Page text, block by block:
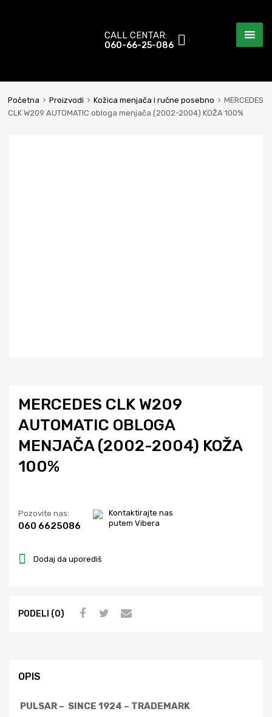
CALL CENTAR:
060-66-25-086
Početna Proizvodi Kožica menjača i ručne posebno
MERCEDES
CLK W209 AUTOMATIC obloga menjača (2002-2004) KOŽA 100%
MERCEDES CLK W209
AUTOMATIC OBLOGA
MENJAČA (2002-2004) KOŽA
100%
Dodaj da uporediš
Pozovite nas:
060 6625086
Kontaktirajte nas
putem Vibera
PODELI (0)
OPIS
PULSAR – SINCE 1924 – TRADEMARK